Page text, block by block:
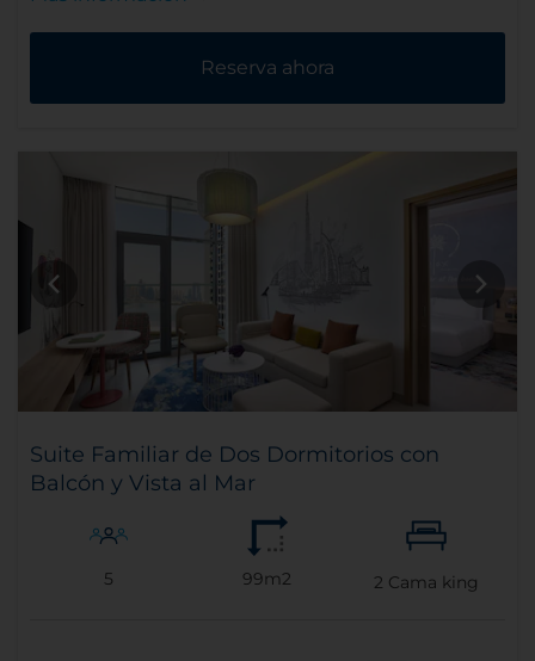
Reserva ahora
Suite Familiar de Dos Dormitorios con
Balcón y Vista al Mar
5 99m2 2 Cama king